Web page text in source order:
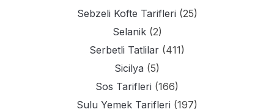
Sebzeli Kofte Tarifleri (25)
Selanik(2)
Serbetli Tatlilar (411)
Sicilya (5)
Sos Tarifleri (166)
Sulu Yemek Tarifleri (197)